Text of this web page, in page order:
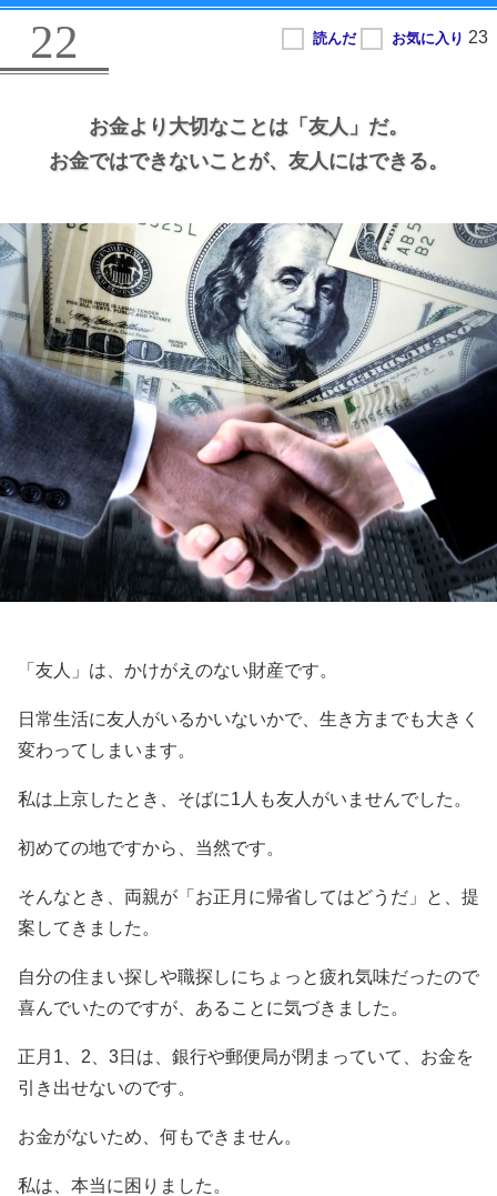
22
お金より大切なことは 「友人」だ。
お金ではできないことが、 友人にはできる。
「友人」は、かけがえのない財産です。
日常生活に友人がいるかいないかで、生き方までも大きく
変わってしまいます。
私は上京したとき、そばに1人も友人がいませんでした。
初めての地ですから、当然です。
そんなとき、両親が「お正月に帰省してはどうだ」と、提
案してきました。
自分の住まい探しや職探しにちょっと疲れ気味だったので
喜んでいたのですが、あることに気づきました。
正月1、2、3日は、銀行や郵便局が閉まっていて、お金を
引き出せないのです。
お金がないため、何もできません。
私は、本当に困りました。